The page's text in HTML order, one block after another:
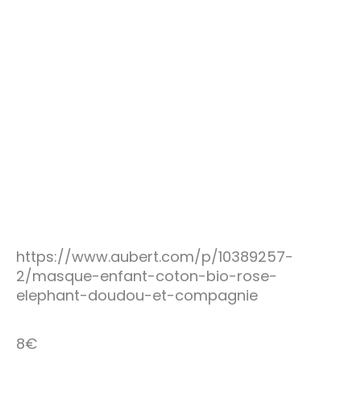
https://www.aubert.com/p/10389257-
2/masque-enfant-coton-bio-rose-
elephant-doudou-et-compagnie
8€